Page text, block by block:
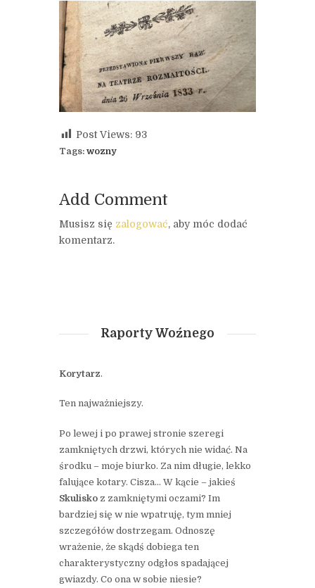
Post Views: 93
Tags: wozny
Add Comment
Musisz się zalogować, aby móc dodać
komentarz.
Raporty Woźnego
Korytarz.
Ten najważniejszy.
Po lewej i po prawej stronie szeregi
zamkniętych drzwi, których nie widać. Na
środku – moje biurko. Za nim długie, lekko
falujące kotary. Cisza… W kącie – jakieś
Skulisko z zamkniętymi oczami? Im
bardziej się w nie wpatruję, tym mniej
szczegółów dostrzegam. Odnoszę
wrażenie, że skądś dobiega ten
charakterystyczny odgłos spadającej
gwiazdy. Co ona w sobie niesie?